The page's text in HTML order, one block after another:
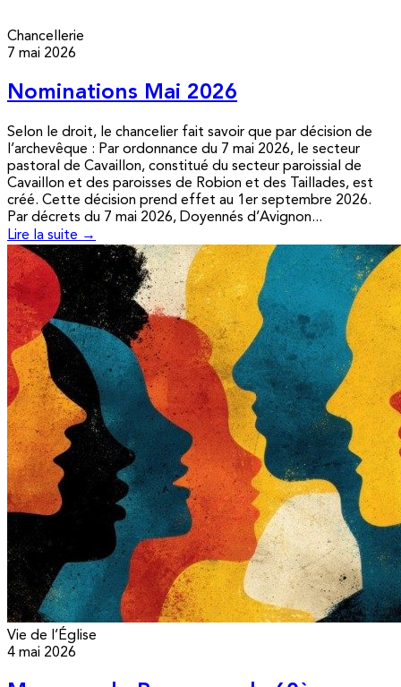
Chancellerie
7 mai 2026
Nominations Mai 2026
Selon le droit, le chancelier fait savoir que par décision de
l’archevêque : Par ordonnance du 7 mai 2026, le secteur
pastoral de Cavaillon, constitué du secteur paroissial de
Cavaillon et des paroisses de Robion et des Taillades, est
créé. Cette décision prend effet au 1er septembre 2026.
Par décrets du 7 mai 2026, Doyennés d’Avignon...
Lire la suite →
Vie de l’Église
4 mai 2026